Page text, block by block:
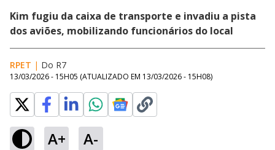
Kim fugiu da caixa de transporte e invadiu a pista
dos aviões, mobilizando funcionários do local
RPET | Do R7
13/03/2026 - 15H05 (ATUALIZADO EM 13/03/2026 - 15H08)
A+ A-